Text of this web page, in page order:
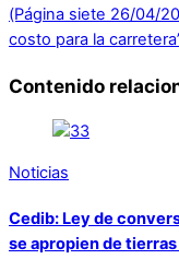
(Página siete 26/04/
costo para la
Contenido
Noticias
Cedib: Ley de
se apropien de